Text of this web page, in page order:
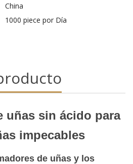
China
1000 piece por Día
uñas sin ácido para
impecables
de uñas y los